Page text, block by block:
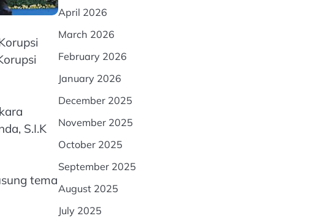
S.I.K
tema
April 2026
March 2026
February 2026
January 2026
December 2025
November 2025
October 2025
September 2025
August 2025
July 2025